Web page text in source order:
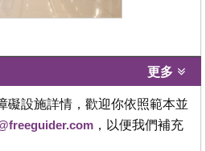
更多
礙設施詳情，歡迎你依照範本並
，以便我們補充